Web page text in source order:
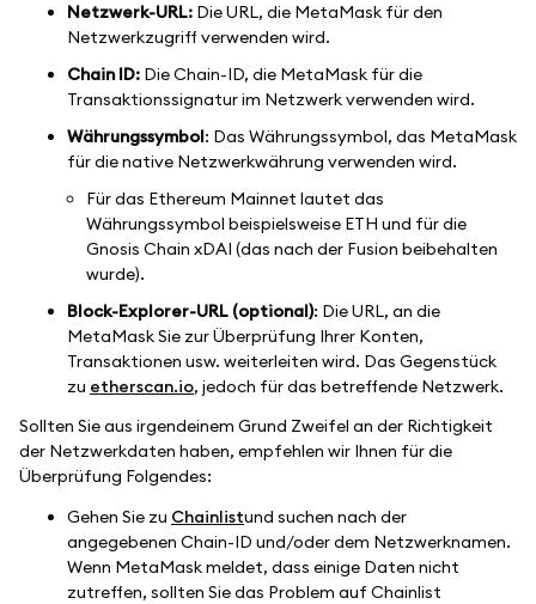
Netzwerk-URL: Die URL, die MetaMask für den
Netzwerkzugriff verwenden wird.
Chain ID: Die Chain-ID, die MetaMask für die
Transaktionssignatur im Netzwerk verwenden wird.
Währungssymbol: Das Währungssymbol, das MetaMask
für die native Netzwerkwährung verwenden wird.
Für das Ethereum Mainnet lautet das
Währungssymbol beispielsweise ETH und für die
Gnosis Chain xDAI (das nach der Fusion beibehalten
wurde).
Block-Explorer-URL (optional): Die URL, an die
MetaMask Sie zur Überprüfung Ihrer Konten,
Transaktionen usw. weiterleiten wird. Das Gegenstück
zu etherscan.io, jedoch für das betreffende Netzwerk.
Sollten Sie aus irgendeinem Grund Zweifel an der Richtigkeit
der Netzwerkdaten haben, empfehlen wir Ihnen für die
Überprüfung Folgendes:
Gehen Sie zu Chainlistund suchen nach der
angegebenen Chain-ID und/oder dem Netzwerknamen.
Wenn MetaMask meldet, dass einige Daten nicht
zutreffen, sollten Sie das Problem auf Chainlist